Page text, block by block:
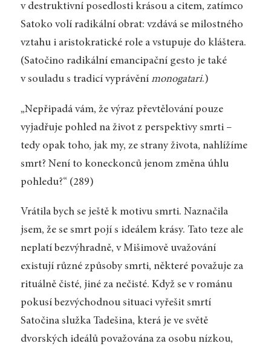
v destruktivní posedlosti krásou a citem, zatímco
Satoko volí radikální obrat: vzdává se milostného
vztahu i aristokratické role a vstupuje do kláštera.
(Satočino radikální emancipační gesto je také
v souladu s tradicí vyprávění monogatari.)
„Nepřipadá vám, že výraz převtělování pouze
vyjadřuje pohled na život z perspektivy smrti –
tedy opak toho, jak my, ze strany života, nahlížíme
smrt? Není to koneckonců jenom změna úhlu
pohledu?“ (289)
Vrátila bych se ještě k motivu smrti. Naznačila
jsem, že se smrt pojí s ideálem krásy. Tato teze ale
neplatí bezvýhradně, v Mišimově uvažování
existují různé způsoby smrti, některé považuje za
rituálně čisté, jiné za nečisté. Když se v románu
pokusí bezvýchodnou situaci vyřešit smrtí
Satočina služka Tadešina, která je ve světě
dvorských ideálů považována za osobu nízkou,